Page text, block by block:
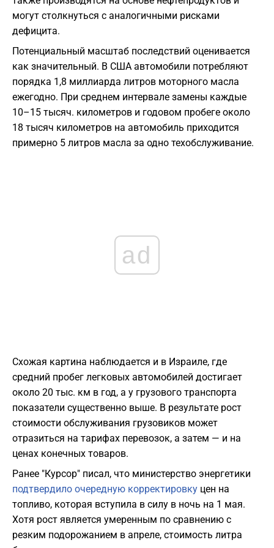
могут столкнуться с аналогичными рисками
дефицита.
Потенциальный масштаб последствий оценивается
как значительный. В США автомобили потребляют
порядка 1,8 миллиарда литров моторного масла
ежегодно. При среднем интервале замены каждые
10–15 тысяч. километров и годовом пробеге около
18 тысяч километров на автомобиль приходится
примерно 5 литров масла за одно техобслуживание.
ad
Схожая картина наблюдается и в Израиле, где
средний пробег легковых автомобилей достигает
около 20 тыс. км в год, а у грузового транспорта
показатели существенно выше. В результате рост
стоимости обслуживания грузовиков может
отразиться на тарифах перевозок, а затем — и на
ценах конечных товаров.
Ранее "Курсор" писал, что министерство энергетики
подтвердило очередную корректировку цен на
топливо, которая вступила в силу в ночь на 1 мая.
Хотя рост является умеренным по сравнению с
резким подорожанием в апреле, стоимость литра